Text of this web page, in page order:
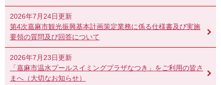
2026年7月24日更新
第4次嘉麻市観光振興基本計画策定業務に係る仕様書及び実施
要領の質問及び回答について
2026年7月23日更新
「嘉麻市温水プールスイミングプラザなつき」をご利用の皆さ
まへ（大切なお知らせ）